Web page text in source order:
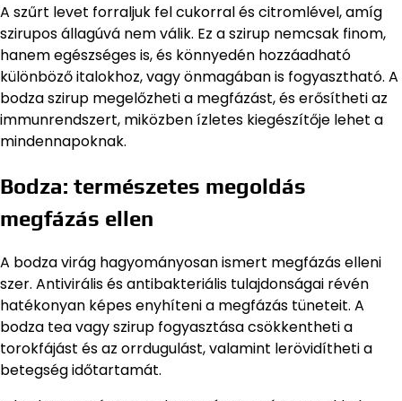
A szűrt levet forraljuk fel cukorral és citromlével, amíg
szirupos állagúvá nem válik. Ez a szirup nemcsak finom,
hanem egészséges is, és könnyedén hozzáadható
különböző italokhoz, vagy önmagában is fogyasztható. A
bodza szirup megelőzheti a megfázást, és erősítheti az
immunrendszert, miközben ízletes kiegészítője lehet a
mindennapoknak.
Bodza: természetes megoldás
megfázás ellen
A bodza virág hagyományosan ismert megfázás elleni
szer. Antivirális és antibakteriális tulajdonságai révén
hatékonyan képes enyhíteni a megfázás tüneteit. A
bodza tea vagy szirup fogyasztása csökkentheti a
torokfájást és az orrdugulást, valamint lerövidítheti a
betegség időtartamát.